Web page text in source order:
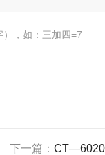
，如：三加四=7
下一篇：